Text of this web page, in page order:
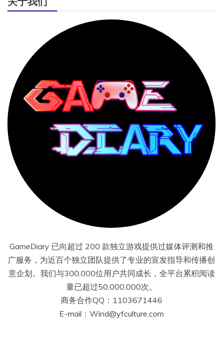
GameDiary 已向超过 200 款独立游戏提供过媒体评测和推
广服务，为近百个独立团队提供了专业的宣发指导和传播创
意企划。我们与300,000位用户共同成长，全平台累积阅读
量已超过50,000,000次。
商务合作QQ：1103671446
E-mail：Wind@yfculture.com